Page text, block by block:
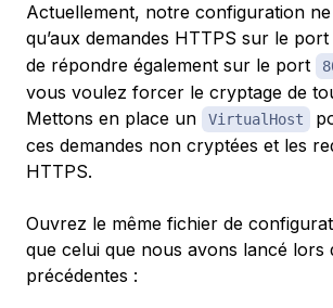
Actuellement, notre configuration
qu’aux demandes HTTPS sur le port
de répondre également sur le port
vous voulez forcer le cryptage de
Mettons en place un
VirtualHost
ces demandes non cryptées et les
HTTPS.
Ouvrez le même fichier de
que celui que nous avons lancé lors
précédentes :